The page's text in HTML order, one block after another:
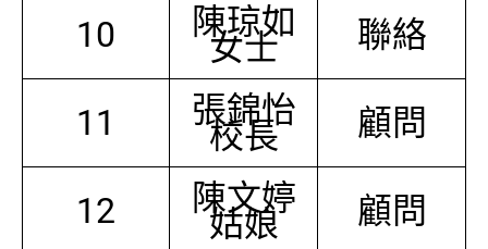
10 陳琼如
女士 聯絡
11 張錦怡
校長 顧問
12 陳文婷
姑娘 顧問